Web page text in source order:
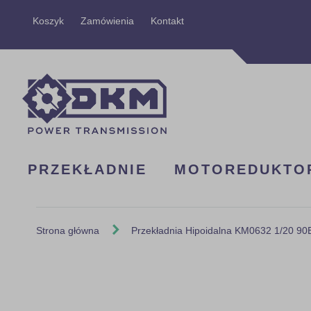
Koszyk Zamówienia KontaktPrzejdź
PRZEKŁADNIE
Strona główna Przekładnia Hipoidalna KM0632 1/20